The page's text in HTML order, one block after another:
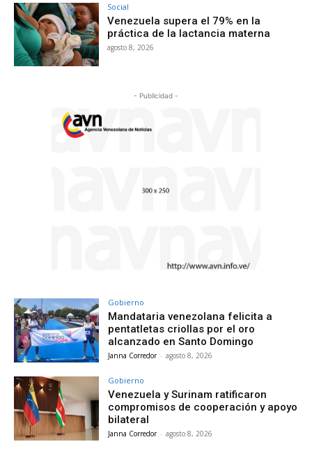
Social
Venezuela supera el 79% en la
práctica de la lactancia materna
agosto 8, 2026
- Publicidad -
Gobierno
Mandataria venezolana felicita a
pentatletas criollas por el oro
alcanzado en Santo Domingo
Janna Corredor - agosto 8, 2026
Gobierno
Venezuela y Surinam ratificaron
compromisos de cooperación y apoyo
bilateral
Janna Corredor - agosto 8, 2026